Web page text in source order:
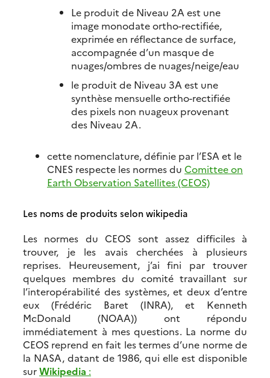
Le produit de Niveau 2A est une
image monodate ortho-rectifiée,
exprimée en réflectance de surface,
accompagnée d’un masque de
nuages/ombres de nuages/neige/eau
le produit de Niveau 3A est une
synthèse mensuelle ortho-rectifiée
des pixels non nuageux provenant
des Niveau 2A.
cette nomenclature, définie par l’ESA et le
CNES respecte les normes du Comittee on
Earth Observation Satellites (CEOS)
Les noms de produits selon wikipedia
Les normes du CEOS sont assez difficiles à
trouver, je les avais cherchées à plusieurs
reprises. Heureusement, j’ai fini par trouver
quelques membres du comité travaillant sur
l’interopérabilité des systèmes, et deux d’entre
eux (Frédéric Baret (INRA), et Kenneth
McDonald (NOAA)) ont répondu
immédiatement à mes questions. La norme du
CEOS reprend en fait les termes d’une norme de
la NASA, datant de 1986, qui elle est disponible
surWikipedia :